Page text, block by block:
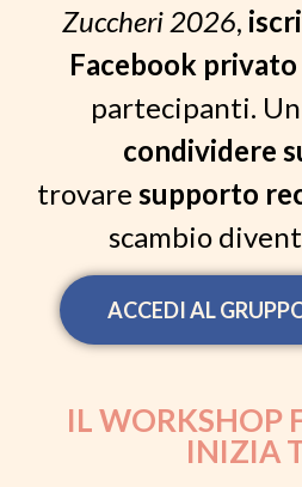
Zuccheri 2026,
Facebook privato
partecipanti.
condividere
trovare supporto
scambio
ACCEDI AL
IL WORKSHOP
INIZIA